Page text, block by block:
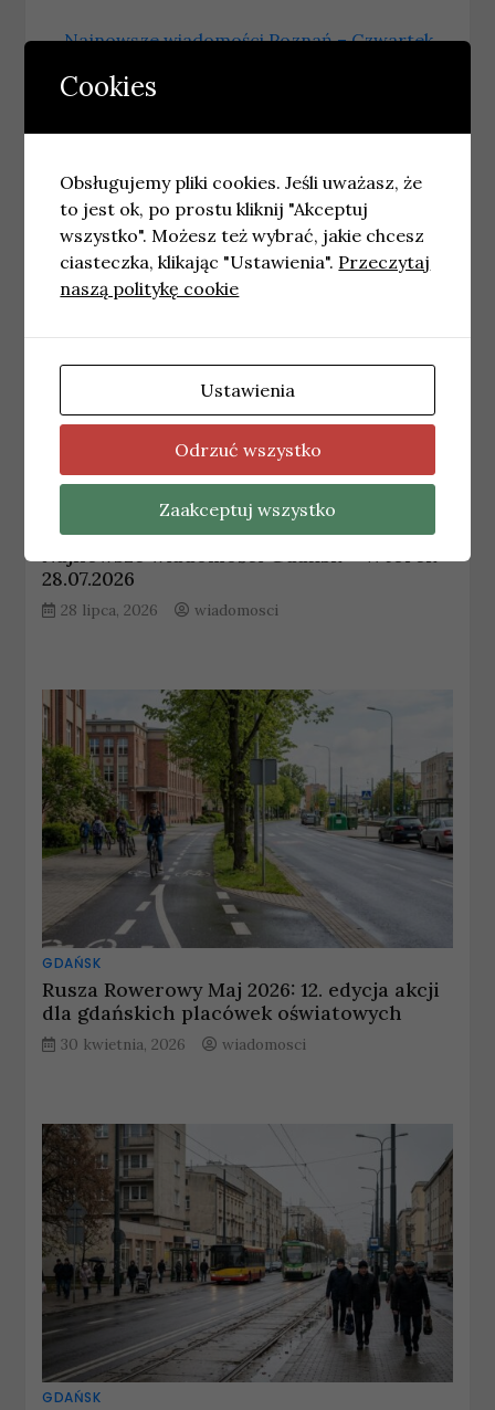
←Najnowsze wiadomości Poznań – Czwartek
Podobne wpisy
GDAŃSK
Najnowsze wiadomości Gdańsk – Wtorek
28.07.2026
28 lipca, 2026 wiadomosci
GDAŃSK
Rusza Rowerowy Maj 2026: 12. edycja akcji
dla gdańskich placówek oświatowych
30 kwietnia, 2026 wiadomosci
GDAŃSK
Cookies
Obsługujemy pliki cookies. Jeśli uważasz, że
to jest ok, po prostu kliknij "Akceptuj
wszystko". Możesz też wybrać, jakie chcesz
ciasteczka, klikając "Ustawienia". Przeczytaj
naszą politykę cookie
Ustawienia
Odrzuć wszystko
Zaakceptuj wszystko